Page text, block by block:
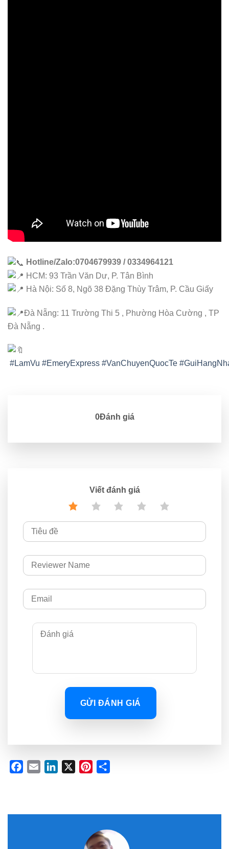
Hotline/Zalo:0704679939 / 0334964121
HCM: 93 Trần Văn Dư, P. Tân Bình
Hà Nội: Số 8, Ngõ 38 Đặng Thùy Trâm, P. Cầu Giấy
Đà Nẵng: 11 Trường Thi 5 , Phường Hòa Cường , TP
Đà Nẵng .
#LamVu #EmeryExpress #VanChuyenQuocTe
0Đánh giá
Viết đánh giá
GỬI ĐÁNH GIÁ
Facebook
Email LinkedIn Pinterest